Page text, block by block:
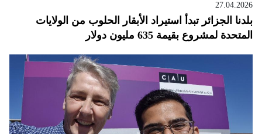
27.04.2026
بلدنا الجزائر تبدأ استيراد الأبقار الحلوب من الولايات
المتحدة لمشروع بقيمة 635 مليون دولار